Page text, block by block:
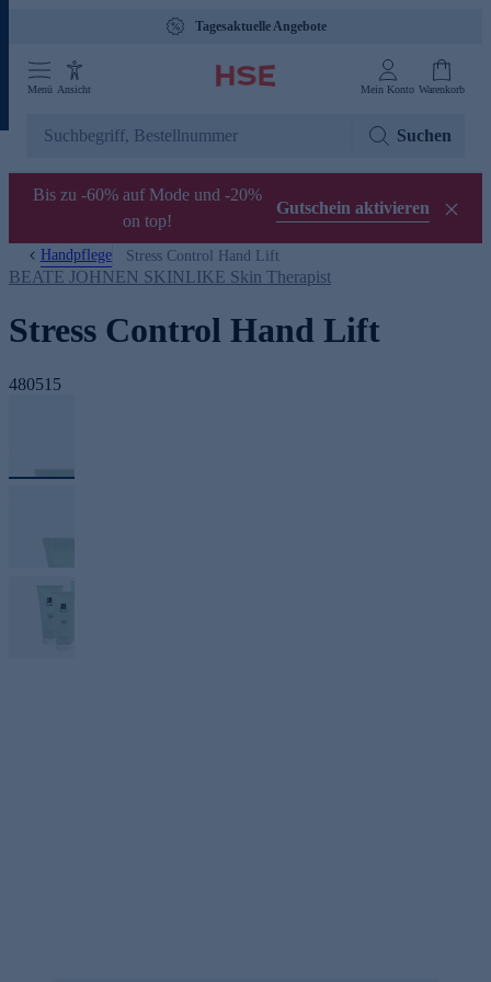
Tagesaktuelle Angebote
Menü Ansicht Mein Konto Warenkorb
Suchen
Bis zu -60% auf Mode und -20%
on top!
Gutschein aktivieren
Handpflege Stress Control Hand Lift
BEATE JOHNEN SKINLIKE Skin Therapist
Stress Control Hand Lift
480515